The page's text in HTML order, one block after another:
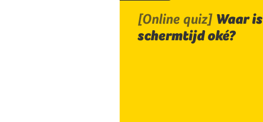
[Online quiz] Waar is
schermtijd oké?